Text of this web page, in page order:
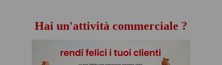
Hai un'attività commerciale ?